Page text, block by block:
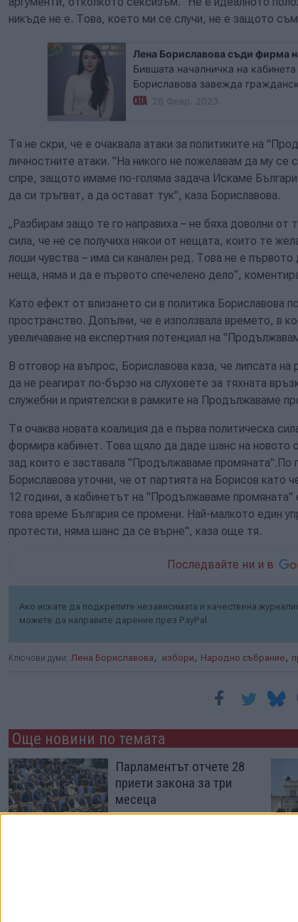
никъде не е. Това, което ми се случи, не е защото
Лена Бориславова съди фирма
Бившата началничка на
Бориславова завежда
името срещу сценаристите на
28 Февр. 2023
Тя не скри, че е очаквала атаки за политиките на
личностните атаки. "На никого не пожелавам да му се
спре, защото имаме по-голяма задача Искаме
да си тръгват, а да остават тук", каза Бориславова.
„Разбирам защо те го направиха – не бяха доволни от
сила, че не се получиха някои от нещата, които те
лоши чувства – има си канален ред. Това не е
неща, няма и да е първото спечелено дело“,
Като ефект от влизането си в политика Бориславова
пространство. Допълни, че е използвала времето, в
увеличаване на експертния потенциал на
В отговор на въпрос, Бориславова каза, че липсата
да не реагират по-бързо на слуховете за тяхната
служебни и приятелски в рамките на Продължаваме
Тя очаква новата коалиция да е първа политическа
формира кабинет. Това щяло да даде шанс на новото
зад които е заставала "Продължаваме промяната".По
Бориславова уточни, че от партията на Борисов като
12 години, а кабинетът на "Продължаваме
това време България се промени. Най-малкото един
протести, няма шанс да се върне", каза още тя.
Последвайте ни и в
Ако искате да подкрепите независимата и качествена
можете да направите дарение през PayPal
Ключови думи: Лена Бориславова , избори , Народно събрание ,
Още новини по темата
Парламентът отчете 28
приети закона за три
месеца
03 Авг. 2026